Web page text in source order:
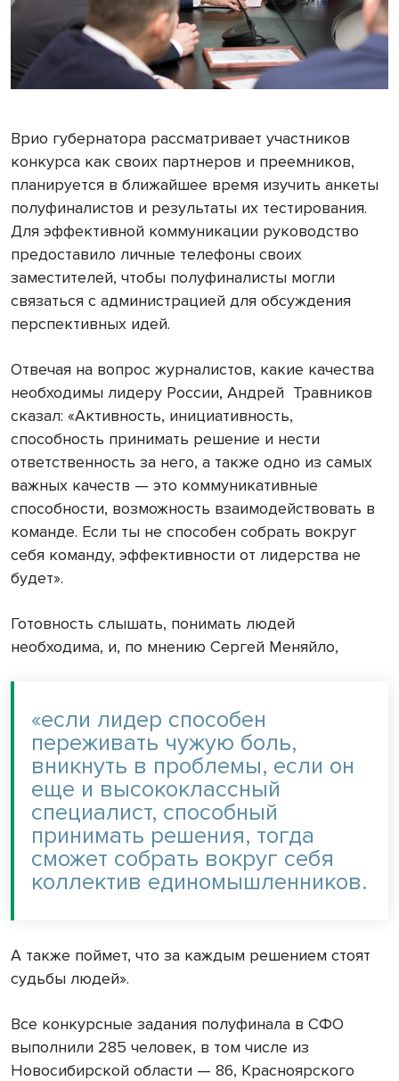
Врио губернатора рассматривает участников
конкурса как своих партнеров и преемников,
планируется в ближайшее время изучить анкеты
полуфиналистов и результаты их тестирования.
Для эффективной коммуникации руководство
предоставило личные телефоны своих
заместителей, чтобы полуфиналисты могли
связаться с администрацией для обсуждения
перспективных идей.
Отвечая на вопрос журналистов, какие качества
необходимы лидеру России, Андрей Травников
сказал: «Активность, инициативность,
способность принимать решение и нести
ответственность за него, а также одно из самых
важных качеств — это коммуникативные
способности, возможность взаимодействовать в
команде. Если ты не способен собрать вокруг
себя команду, эффективности от лидерства не
будет».
Готовность слышать, понимать людей
необходима, и, по мнению Сергей Меняйло,
«если лидер способен
переживать чужую боль,
вникнуть в проблемы, если он
еще и высококлассный
специалист, способный
принимать решения, тогда
сможет собрать вокруг себя
коллектив единомышленников.
А также поймет, что за каждым решением стоят
судьбы людей».
Все конкурсные задания полуфинала в СФО
выполнили 285 человек, в том числе из
Новосибирской области — 86, Красноярского